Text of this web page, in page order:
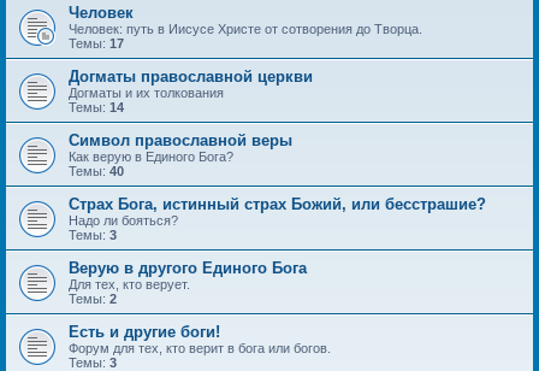
Человек
Человек: путь в Иисусе Христе от сотворения до Творца.
Темы: 17
Догматы православной церкви
Догматы и их толкования
Темы: 14
Символ православной веры
Как верую в Единого Бога?
Темы: 40
Страх Бога, истинный страх Божий, или бесстрашие?
Надо ли бояться?
Темы: 3
Верую в другого Единого Бога
Для тех, кто верует.
Темы: 2
Есть и другие боги!
Форум для тех, кто верит в бога или богов.
Темы: 3